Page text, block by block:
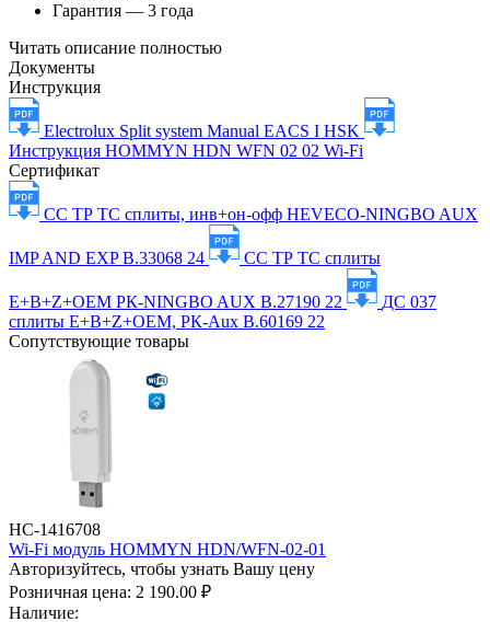
Гарантия — 3 года
Читать описание полностью
Документы
Инструкция
Electrolux Split system Manual EACS I HSK
Инструкция HOMMYN HDN WFN 02 02 Wi-Fi
Сертификат
СС ТР ТС сплиты, инв+он-офф HEVECO-NINGBO AUX
IMP AND EXP В.33068 24 СС ТР ТС сплиты
E+B+Z+OEM РК-NINGBO AUX В.27190 22
ДС 037
сплиты E+B+Z+OEM, РК-Aux В.60169 22
Сопутствующие товары
НС-1416708
Wi-Fi модуль HOMMYN HDN/WFN-02-01
Авторизуйтесь, чтобы узнать Вашу цену
Розничная цена: 2 190.00 ₽
Наличие: